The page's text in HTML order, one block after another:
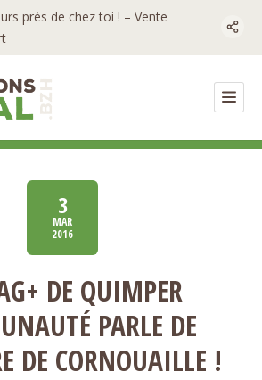
près de chez toi ! – Vente
3
MAR
2016
DE QUIMPER
PARLE DE
DE CORNOUAILLE !